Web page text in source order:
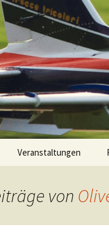
Veranstaltungen
von